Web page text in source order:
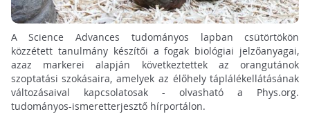
A Science Advances tudományos lapban csütörtökön
közzétett tanulmány készítői a fogak biológiai jelzőanyagai,
azaz markerei alapján következtettek az orangutánok
szoptatási szokásaira, amelyek az élőhely táplálékellátásának
változásaival kapcsolatosak - olvasható a Phys.org.
tudományos-ismeretterjesztő hírportálon.